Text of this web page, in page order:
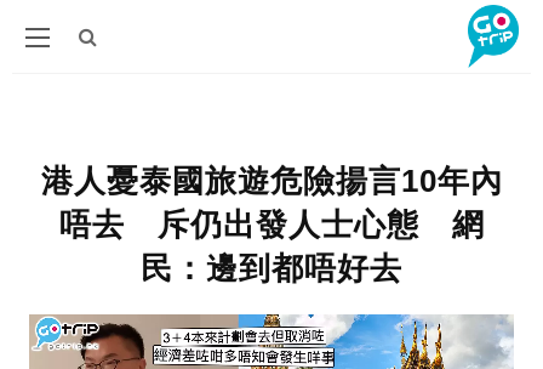
港人憂泰國旅遊危險揚言10年內
唔去 斥仍出發人士心態 網
民：邊到都唔好去